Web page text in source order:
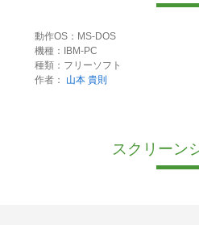
動作OS：MS-DOS
機種：IBM-PC
種類：フリーソフト
作者：
山本 貴則
スクリーン